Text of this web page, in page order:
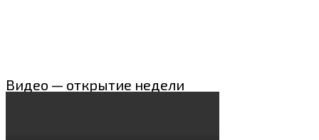
Видео — открытие недели